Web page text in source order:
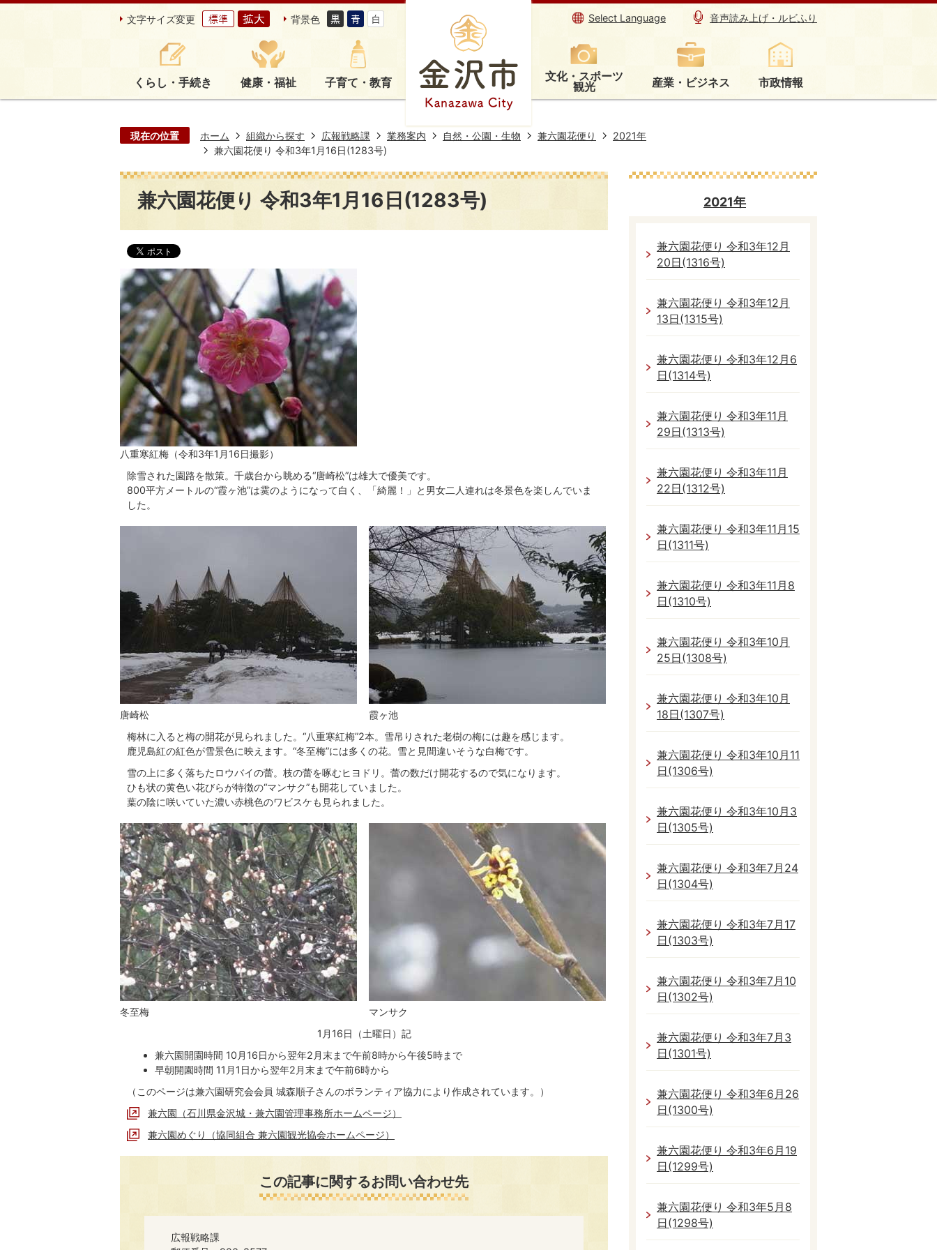
文字サイズ変更 背景色 Select Language 音声読み上げ・ルビふり
くらし・手続き 健康・福祉 子育て・教育 文化・スポーツ
観光 産業・ビジネス 市政情報
現在の位置 ホーム 組織から探す 広報戦略課 業務案内 自然・公園・生物 兼六園花便り
2021年
兼六園花便り 令和3年1月16日(1283号)
兼六園花便り 令和3年1月16日(1283号)
八重寒紅梅（令和3年1月16日撮影）
除雪された園路を散策。千歳台から眺める“唐崎松”は雄大で優美です。
800平方メートルの“霞ヶ池”は霙のようになって白く、「綺麗！」と男女二人連れは冬景色を楽しんでいま
した。
唐崎松
霞ヶ池
梅林に入ると梅の開花が見られました。“八重寒紅梅”2本。雪吊りされた老樹の梅には趣を感じます。
鹿児島紅の紅色が雪景色に映えます。“冬至梅”には多くの花。雪と見間違いそうな白梅です。
雪の上に多く落ちたロウバイの蕾。枝の蕾を啄むヒヨドリ。蕾の数だけ開花するので気になります。
ひも状の黄色い花びらが特徴の“マンサク”も開花していました。
葉の陰に咲いていた濃い赤桃色のワビスケも見られました。
冬至梅
マンサク
1月16日（土曜日）記
兼六園開園時間 10月16日から翌年2月末まで午前8時から午後5時まで
早朝開園時間 11月1日から翌年2月末まで午前6時から
（このページは兼六園研究会会員 城森順子さんのボランティア協力により作成されています。）
兼六園（石川県金沢城・兼六園管理事務所ホームページ）
兼六園めぐり（協同組合 兼六園観光協会ホームページ）
この記事に関するお問い合わせ先
広報戦略課
2021年
兼六園花便り 令和3年12月
20日(1316号)
兼六園花便り 令和3年12月
13日(1315号)
兼六園花便り 令和3年12月6
日(1314号)
兼六園花便り 令和3年11月
29日(1313号)
兼六園花便り 令和3年11月
22日(1312号)
兼六園花便り 令和3年11月15
日(1311号)
兼六園花便り 令和3年11月8
日(1310号)
兼六園花便り 令和3年10月
25日(1308号)
兼六園花便り 令和3年10月
18日(1307号)
兼六園花便り 令和3年10月11
日(1306号)
兼六園花便り 令和3年10月3
日(1305号)
兼六園花便り 令和3年7月24
日(1304号)
兼六園花便り 令和3年7月17
日(1303号)
兼六園花便り 令和3年7月10
日(1302号)
兼六園花便り 令和3年7月3
日(1301号)
兼六園花便り 令和3年6月26
日(1300号)
兼六園花便り 令和3年6月19
日(1299号)
兼六園花便り 令和3年5月8
日(1298号)